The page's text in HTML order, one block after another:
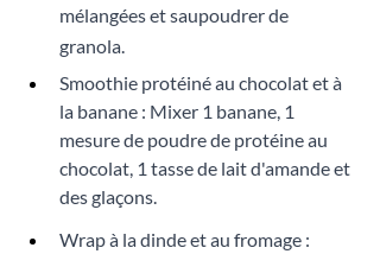
mélangées et saupoudrer de
granola.
Smoothie protéiné au chocolat et à
la banane : Mixer 1 banane, 1
mesure de poudre de protéine au
chocolat, 1 tasse de lait d'amande et
des glaçons.
Wrap à la dinde et au fromage :